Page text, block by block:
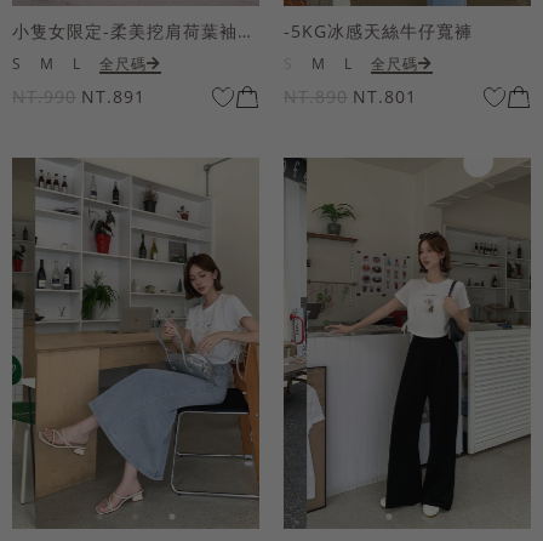
小隻女限定-柔美挖肩荷葉袖魚尾長洋裝
S M L 全尺碼
NT.990 NT.891
-5KG冰感天絲牛仔寬褲
M L 全尺碼
NT.890 NT.801